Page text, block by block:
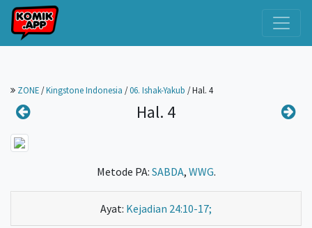
ZONE /Kingstone Indonesia /06. Ishak-Yakub /Hal. 4
Hal. 4
Metode PA: SABDA, WWG.
Ayat: Kejadian 24:10-17;